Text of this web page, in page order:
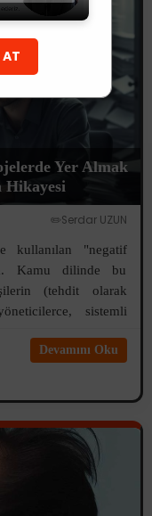
Yer Almak
Hikayesi
✏️Serdar UZUN
kullanılan "negatif
Kamu dilinde bu
(tehdit olarak
sistemli
Devamını Oku
AT